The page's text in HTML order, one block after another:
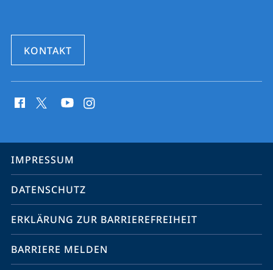
KONTAKT
Media
Service-
Navigation
IMPRESSUM
DATENSCHUTZ
ERKLÄRUNG ZUR BARRIEREFREIHEIT
BARRIERE MELDEN